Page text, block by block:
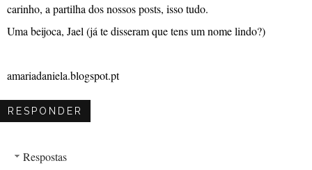
carinho, a partilha dos nossos posts, isso tudo.
Uma beijoca, Jael (já te disseram que tens um nome lindo?)
amariadaniela.blogspot.pt
RESPONDER
Respostas